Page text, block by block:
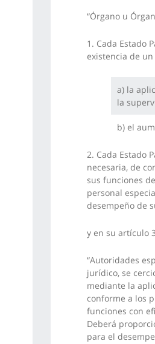
“Órgano u
1. Cada Estado
existencia de
a) la
la
b) el
2. Cada Estado
necesaria, de
sus funciones
personal
desempeño de
y en su artículo
“Autoridades
jurídico, se
mediante la
conforme a los
funciones con
Deberá
para el